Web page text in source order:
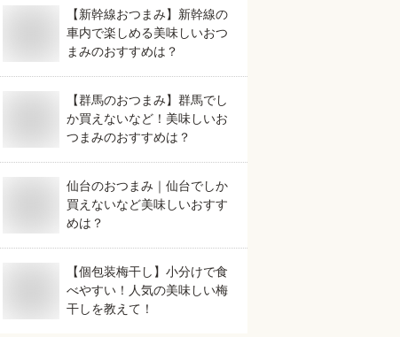
【新幹線おつまみ】新幹線の
車内で楽しめる美味しいおつ
まみのおすすめは？
【群馬のおつまみ】群馬でし
か買えないなど！美味しいお
つまみのおすすめは？
仙台のおつまみ｜仙台でしか
買えないなど美味しいおすす
めは？
【個包装梅干し】小分けで食
べやすい！人気の美味しい梅
干しを教えて！